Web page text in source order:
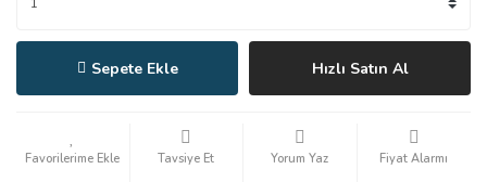
Sepete Ekle Hızlı Satın Al
Tavsiye Et Yorum Yaz Fiyat Alarmı